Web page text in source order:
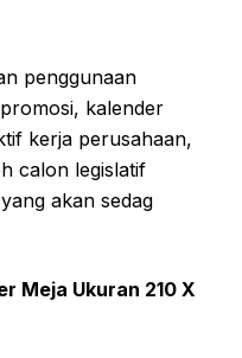
penggunaan
kalender
kerja perusahaan,
calon legislatif
akan sedag
Meja Ukuran 210 X